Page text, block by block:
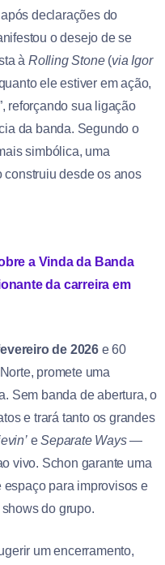
declarações do
o desejo de se
àRolling Stone(via Igor
ele estiver em ação,
reforçando sua ligação
da banda. Segundo o
simbólica, uma
desde os anos
a Vinda da Banda
da carreira em
de 2026 e 60
promete uma
Sem banda de abertura, o
e trará tanto os grandes
eSeparate Ways—
vivo. Schon garante uma
espaço para improvisos e
do grupo.
um encerramento,